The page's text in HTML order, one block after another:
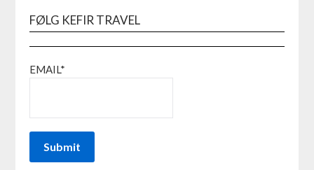
FØLG KEFIR TRAVEL
EMAIL*